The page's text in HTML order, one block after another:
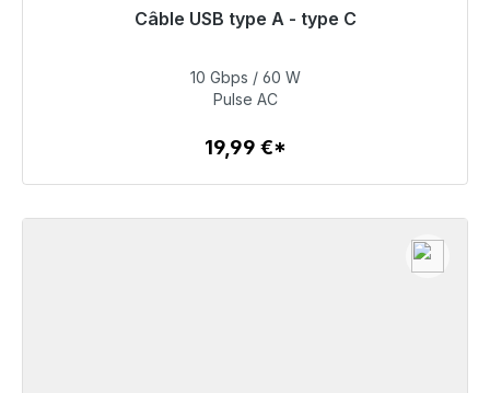
Câble USB type A - type C
Prêt à être expédié, délai de livraison 48h*
19,99 €
Détails
10 Gbps / 60 W
Pulse AC
19,99 €*